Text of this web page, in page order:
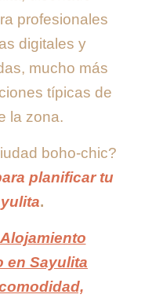
profesionales
digitales y
mucho más
típicas de
la zona.
boho-chic?
planificar tu
.
Alojamiento
en Sayulita